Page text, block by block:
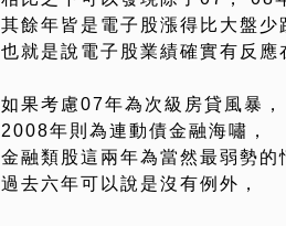
其餘年皆是電子股漲得比大盤少
也就是說電子股業績確實有反應
如果考慮07年為次級房貸風暴，
2008年則為連動債金融海嘯，
金融類股這兩年為當然最弱勢的
過去六年可以說是沒有例外，